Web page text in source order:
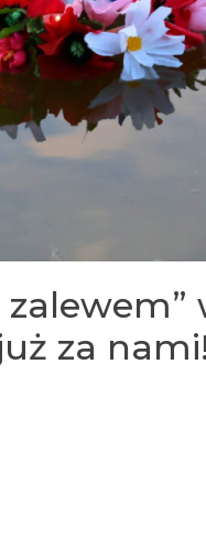
za nami!